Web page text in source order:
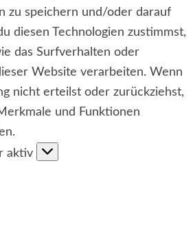
zu speichern und/oder darauf
diesen Technologien zustimmst,
das Surfverhalten oder
Website verarbeiten. Wenn
nicht erteilst oder zurückziehst,
und Funktionen
aktiv